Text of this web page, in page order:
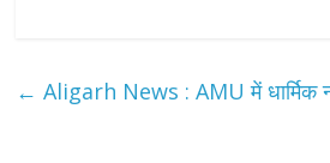
← Aligarh News : AMU में धार्मिक